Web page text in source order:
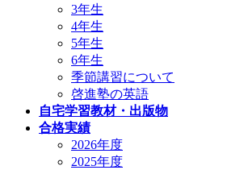
3年生
4年生
5年生
6年生
季節講習について
啓進塾の英語
自宅学習教材・出版物
合格実績
2026年度
2025年度